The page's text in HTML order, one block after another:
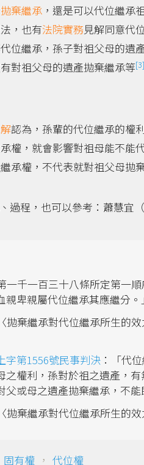
拋棄繼承 ，還是可以代位繼承
，也有法院實務見解同意代
位繼承，孫子對祖父母的遺
對祖父母的遺產拋棄繼承等[3]
認為，孫輩的代位繼承的權
權，就會影響對祖母能不能
承權，不代表就對祖父母拋
過程，也可以參考：蕭慧宜
一千一百三十八條所定第一
卑親屬代位繼承其應繼分。」
拋棄繼承對代位繼承所生的
字第1556號民事判決 ：「代
之權利，孫對於祖之遺產，
父或母之遺產拋棄繼承，不能
拋棄繼承對代位繼承所生的
固有權 ， 代位權